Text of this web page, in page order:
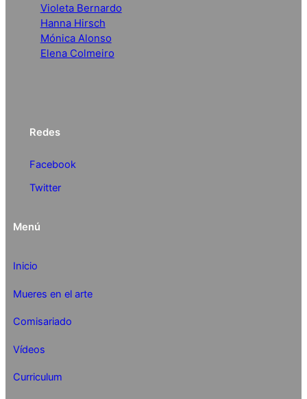
Violeta Bernardo
Hanna Hirsch
Mónica Alonso
Elena Colmeiro
Redes
Facebook
Twitter
Menú
Inicio
Mueres en el arte
Comisariado
Vídeos
Curriculum